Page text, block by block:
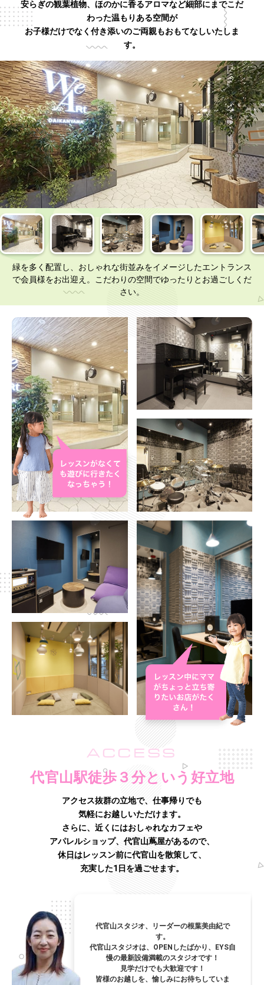
安らぎの観葉植物、ほのかに香るアロマなど細部にまでこだ
わった温もりある空間が
お子様だけでなく付き添いのご両親もおもてなしいたしま
す。
緑を多く配置し、おしゃれな街並みをイメージしたエントランス
で会員様をお出迎え。こだわりの空間でゆったりとお過ごしくだ
さい。
ACCESS
代官山駅徒歩３分という好立地
アクセス抜群の立地で、仕事帰りでも
気軽にお越しいただけます。
さらに、近くにはおしゃれなカフェや
アパレルショップ、代官山蔦屋があるので、
休日はレッスン前に代官山を散策して、
充実した1日を過ごせます。
代官山スタジオ、リーダーの根葉美由紀で
す。
代官山スタジオは、OPENしたばかり、EYS自
慢の最新設備満載のスタジオです！
見学だけでも大歓迎です！
皆様のお越しを、愉しみにお待ちしていま